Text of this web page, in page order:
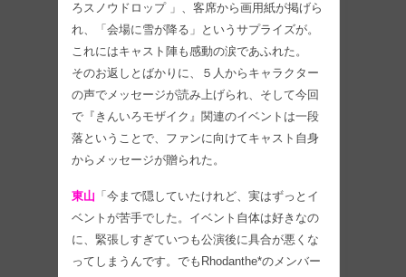
ろスノウドロップ 」、客席から画用紙が掲げら
れ、「会場に雪が降る」というサプライズが。
これにはキャスト陣も感動の涙であふれた。
そのお返しとばかりに、５人からキャラクター
の声でメッセージが読み上げられ、そして今回
で『きんいろモザイク』関連のイベントは一段
落ということで、ファンに向けてキャスト自身
からメッセージが贈られた。
東山 「今まで隠していたけれど、実はずっとイ
ベントが苦手でした。イベント自体は好きなの
に、緊張しすぎていつも公演後に具合が悪くな
ってしまうんです。でもRhodanthe*のメンバー